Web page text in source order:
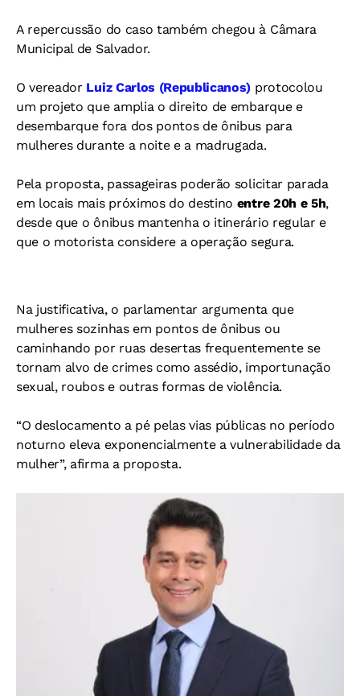
A repercussão do caso também chegou à Câmara
Municipal de Salvador.
O vereador Luiz Carlos (Republicanos) protocolou
um projeto que amplia o direito de embarque e
desembarque fora dos pontos de ônibus para
mulheres durante a noite e a madrugada.
Pela proposta, passageiras poderão solicitar parada
em locais mais próximos do destino entre 20h e 5h,
desde que o ônibus mantenha o itinerário regular e
que o motorista considere a operação segura.
Na justificativa, o parlamentar argumenta que
mulheres sozinhas em pontos de ônibus ou
caminhando por ruas desertas frequentemente se
tornam alvo de crimes como assédio, importunação
sexual, roubos e outras formas de violência.
“O deslocamento a pé pelas vias públicas no período
noturno eleva exponencialmente a vulnerabilidade da
mulher”, afirma a proposta.